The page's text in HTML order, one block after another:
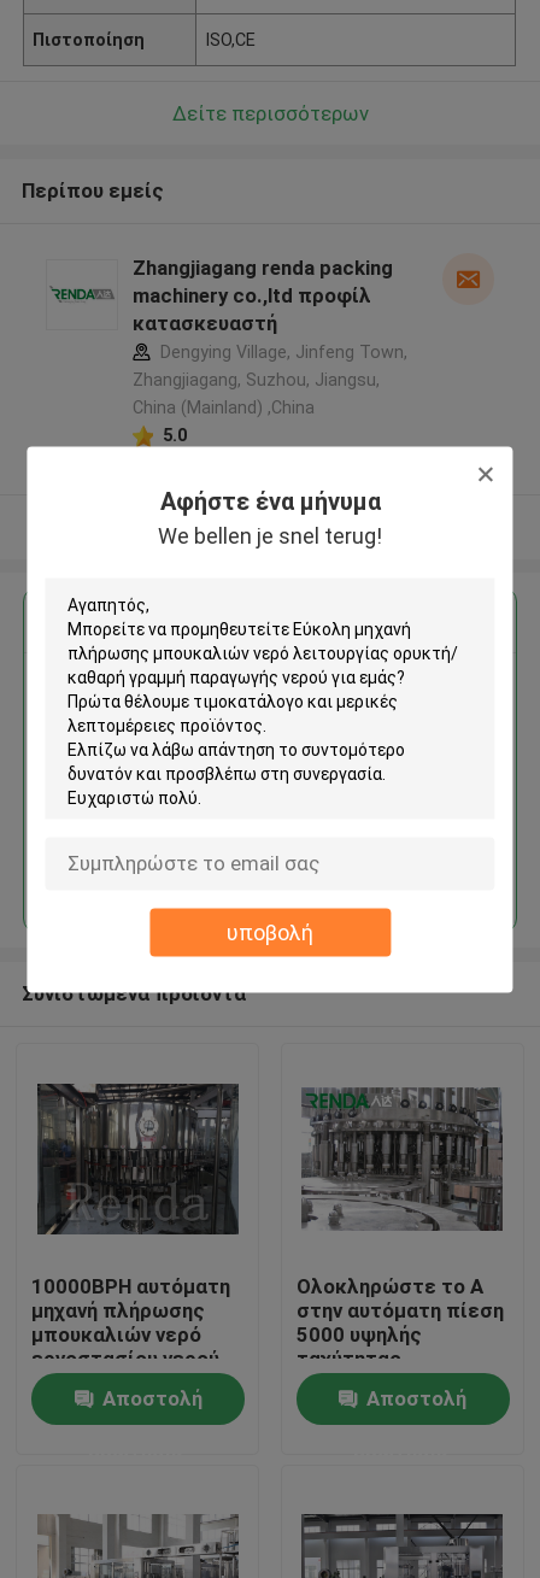
Αφήστε ένα μήνυμα
We bellen je snel terug!
υποβολή
Σπίτι
Περίπου εμείς
Πιστοποίηση ISO,CE
Δείτε περισσότερων
Περίπου εμείς
Zhangjiagang renda packing
machinery co.,ltd προφίλ
κατασκευαστή
Dengying Village, Jinfeng Town,
Zhangjiagang, Suzhou, Jiangsu,
China (Mainland) ,China
5.0
Δείτε περισσότερων
Αποκτήστε την καλύτερη τιμή για
Εύκολη μηχανή πλήρωσης
μπουκαλιών νερό λειτουργίας
ορυκτή/καθαρή γραμμή
παραγωγής νερού
Να συνεχίσει
Συνιστώμενα προϊόντα
10000BPH αυτόματη
μηχανή πλήρωσης
μπουκαλιών νερό
εργοστασίου νερού
cgf18-18-6 3--1
Αποστολή
Ολοκληρώστε το Α
στην αυτόματη πίεση
5000 υψηλής
ταχύτητας
γεμίζοντας μηχανών
μπουκαλιών νερό Ζ
bph
Αποστολή